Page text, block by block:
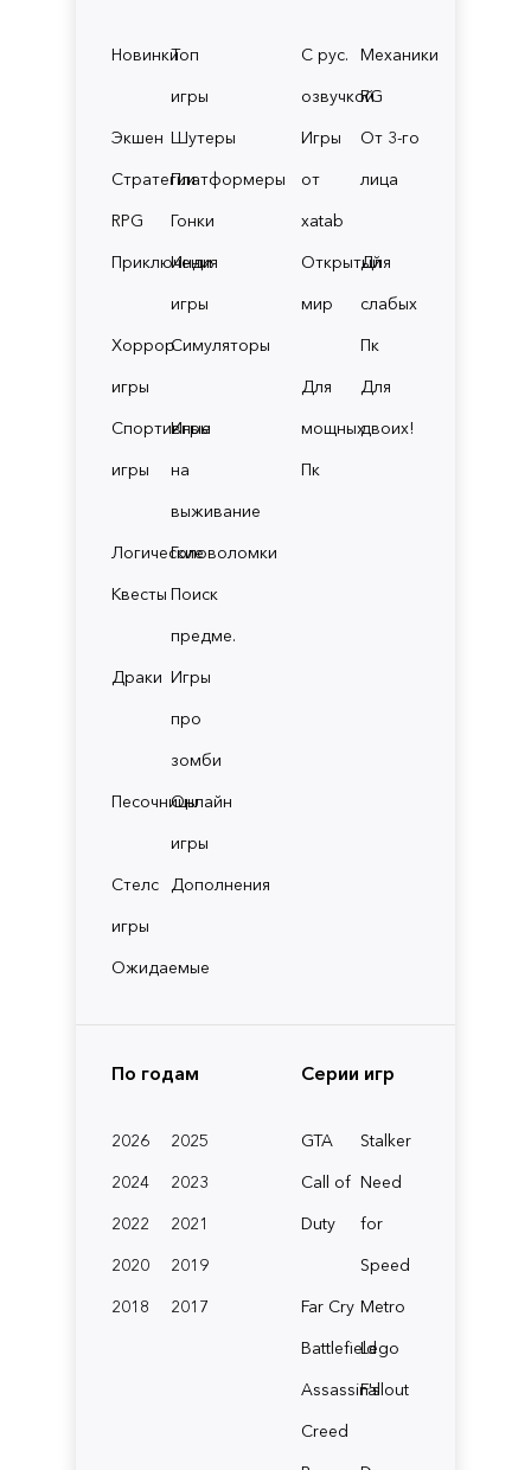
НовинкиТоп
игры
Экшен Шутеры
СтратегииПлатформеры
RPG
Гонки
Приключения
Инди
игры
Хоррор
игры
Симуляторы
Спортивные
игры
Игры
на
выживание
ЛогическиеГоловоломки
Квесты Поиск
предме.
Драки Игры
про
зомби
ПесочницыОнлайн
игры
Стелс
игры
Дополнения
Ожидаемые
С рус.
озвучкой
Механики
RG
Игры
от
xatab
От 3-го
лица
Открытый
мир
Для
слабых
Пк
Для
мощных
Пк
Для
двоих!
По годам
2026
2025
2024
2023
2022
2021
2020
2019
2018
2017
Серии игр
GTA
Stalker
Call of
Duty
Need
for
Speed
Far Cry Metro
BattlefieldLego
Assassin's
Creed
Fallout